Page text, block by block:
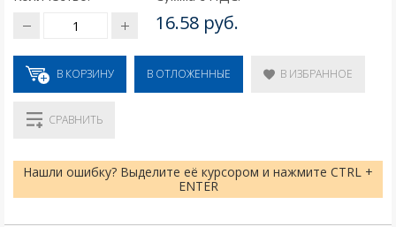
16.58 руб.
В КОРЗИНУ В ОТЛОЖЕННЫЕ В ИЗБРАННОЕ
СРАВНИТЬ
Нашли ошибку? Выделите её курсором и нажмите CTRL +
ENTER